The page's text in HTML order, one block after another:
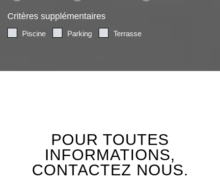
Critères supplémentaires
Piscine Parking Terrasse
POUR TOUTES
INFORMATIONS,
CONTACTEZ NOUS.